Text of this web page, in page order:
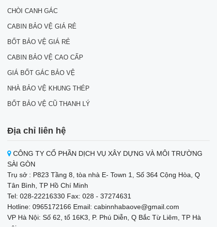
CHÒI CANH GÁC
CABIN BẢO VỆ GIÁ RẺ
BỐT BẢO VỆ GIÁ RẺ
CABIN BẢO VỆ CAO CẤP
GIÁ BỐT GÁC BẢO VỆ
NHÀ BẢO VỆ KHUNG THÉP
BỐT BẢO VỆ CŨ THANH LÝ
Địa chỉ liên hệ
CÔNG TY CỔ PHẦN DỊCH VỤ XÂY DỰNG VÀ MÔI TRƯỜNG
SÀI GÒN
Trụ sở : P823 Tầng 8, tòa nhà E- Town 1, Số 364 Cộng Hòa, Q
Tân Bình, TP Hồ Chí Minh
Tel: 028-22216330 Fax: 028 - 37274631
Hotline: 0965172166 Email: cabinnhabaove@gmail.com
VP Hà Nội: Số 62, tổ 16K3, P. Phú Diễn, Q Bắc Từ Liêm, TP Hà